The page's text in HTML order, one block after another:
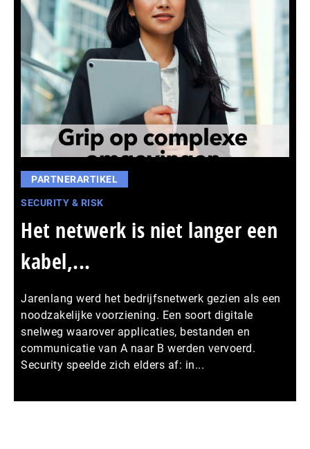
PARTNERARTIKEL
SECURITY & RISK
Het netwerk is niet langer een
kabel,...
Jarenlang werd het bedrijfsnetwerk gezien als een
noodzakelijke voorziening. Een soort digitale
snelweg waarover applicaties, bestanden en
communicatie van A naar B werden vervoerd.
Security speelde zich elders af: in...